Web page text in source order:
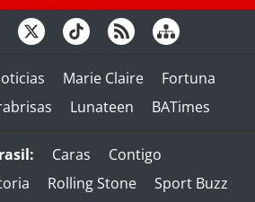
Marie Claire
Fortuna
Lunateen BATimes
Caras
Contigo
Rolling Stone
Sport Buzz